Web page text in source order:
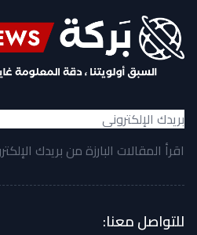
اقرأ المقالات البارزة من بريدك
للتواصل معنا: